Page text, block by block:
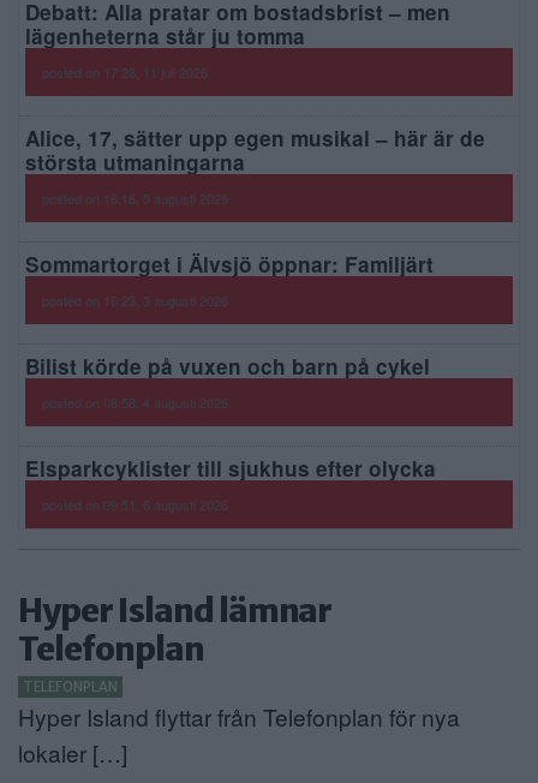
Debatt: Alla pratar om bostadsbrist – men
lägenheterna står ju tomma
posted on 17:28, 11 juli 2026
Alice, 17, sätter upp egen musikal – här är de
största utmaningarna
posted on 16:16, 5 augusti 2026
Sommartorget i Älvsjö öppnar: Familjärt
posted on 16:23, 3 augusti 2026
Bilist körde på vuxen och barn på cykel
posted on 08:58, 4 augusti 2026
Elsparkcyklister till sjukhus efter olycka
posted on 09:51, 6 augusti 2026
Hyper Island lämnar
Telefonplan
TELEFONPLAN
Hyper Island flyttar från Telefonplan för nya
lokaler […]